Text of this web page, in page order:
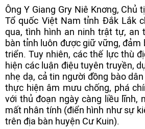
Ông Y Giang Gry Niê Knơng, Chủ
Tổ quốc Việt Nam tỉnh Đắk Lắk
qua, tình hình an ninh trật tự, an
bàn tỉnh luôn được giữ vững, đảm
triển. Tuy nhiên, các thế lực thù
hiện các luận điệu tuyên truyền,
nhẹ dạ, cả tin người đồng bào
thực hiện âm mưu chống, phá
với thủ đoạn ngày càng liều lĩnh,
mất nhân tính (điển hình như sự
trên địa bàn huyện Cư Kuin).